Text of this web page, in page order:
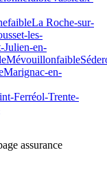
faibleLa Roche-sur-
les-
Julien-en-
Mévouillonfaible
Marignac-en-
Ferréol-Trente-
assurance